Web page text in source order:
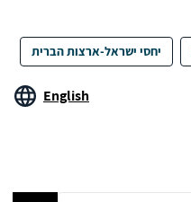
יחסי ישראל-ארצות הברית
English